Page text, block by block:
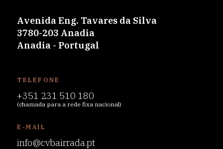
Avenida Eng. Tavares da Silva
3780-203 Anadia
Anadia - Portugal
TELEFONE
+351 231 510 180
(chamada para a rede fixa nacional)
E-MAIL
info@cvbairrada.pt